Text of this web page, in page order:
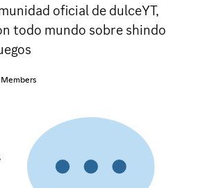
oficial de dulceYT,
todo mundo sobre shindo
Members